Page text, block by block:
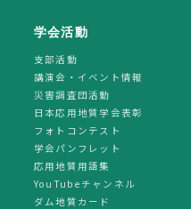
学会活動
支部活動
講演会・イベント情報
災害調査団活動
日本応用地質学会表彰
フォトコンテスト
学会パンフレット
応用地質用語集
YouTubeチャンネル
ダム地質カード